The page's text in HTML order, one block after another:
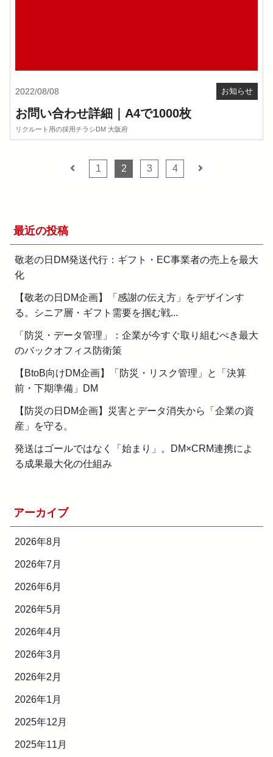
2022/08/08 お知らせ
お問い合わせ詳細｜A4で1000枚
リクルート用の採用チラシDM 大阪府
1 2 3 4
最近の投稿
敬老の日DM発送代行：ギフト・EC事業者の売上を最大
化
【敬老の日DM企画】「感謝の伝え方」をデザインす
る。シニア層・ギフト需要を掴む戦...
「防災・データ管理」：企業が今すぐ取り組むべき最大
のバックオフィス防衛策
【BtoB向けDM企画】「防災・リスク管理」と「決算
前・下期準備」DM
【防災の日DM企画】災害とデータ消失から「企業の資
産」を守る。
発送はゴールではなく「始まり」。DM×CRM連携によ
る成果最大化の仕組み
アーカイブ
2026年8月
2026年7月
2026年6月
2026年5月
2026年4月
2026年3月
2026年2月
2026年1月
2025年12月
2025年11月